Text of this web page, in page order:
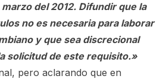
del 2012. Difundir que la
no es necesaria para laborar
y que sea discrecional
solicitud de este requisito.»
pero aclarando que en